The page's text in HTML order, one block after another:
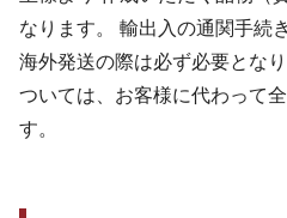
なります。 輸出入の通関手続
海外発送の際は必ず必要とな
ついては、お客様に代わって
す。